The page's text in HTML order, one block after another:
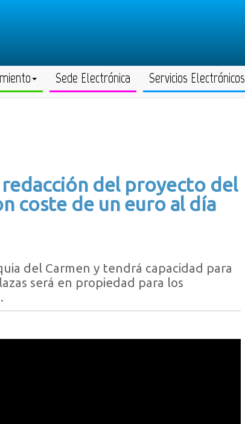
Sede Electrónica Servicios Electrónicos
del proyecto del
coste de un euro al día
del Carmen y tendrá capacidad para
será en propiedad para los